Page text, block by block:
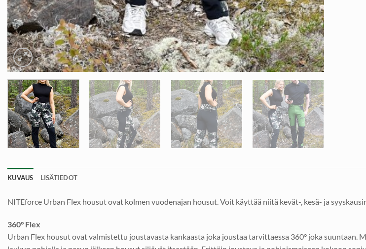
KUVAUS LISÄTIEDOT
NITEforce Urban Flex housut ovat kolmen vuodenajan housut. Voit käyttää niitä kevät-, kesä- ja
360° Flex
Urban Flex housut ovat valmistettu joustavasta kankaasta joka joustaa tarvittaessa 360° joka